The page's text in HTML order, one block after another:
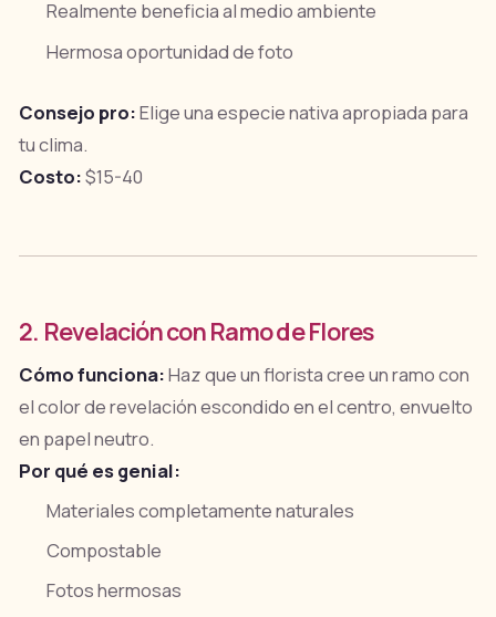
Realmente beneficia al medio ambiente
Hermosa oportunidad de foto
Consejo pro:Elige una especie nativa apropiada para
tu clima.
Costo:$15-40
2. Revelación con Ramo de Flores
Cómo funciona:Haz que un florista cree un ramo con
el color de revelación escondido en el centro, envuelto
en papel neutro.
Por qué es genial:
Materiales completamente naturales
Compostable
Fotos hermosas